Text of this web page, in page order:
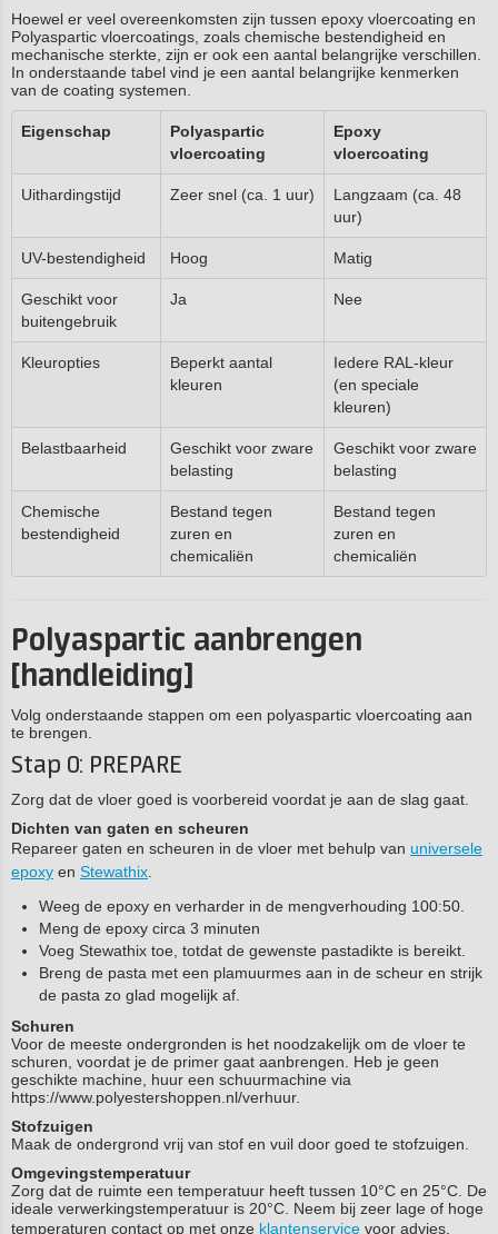
Hoewel er veel overeenkomsten zijn tussen epoxy vloercoating en
Polyaspartic vloercoatings, zoals chemische bestendigheid en
mechanische sterkte, zijn er ook een aantal belangrijke verschillen.
In onderstaande tabel vind je een aantal belangrijke kenmerken
van de coating systemen.
Eigenschap
Polyaspartic
vloercoating
Epoxy
vloercoating
Uithardingstijd Zeer snel (ca. 1 uur)
Langzaam (ca. 48
uur)
UV-bestendigheid Hoog Matig
Geschikt voor
buitengebruik
Ja Nee
Kleuropties
Beperkt aantal
kleuren
Iedere RAL-kleur
(en speciale
kleuren)
Belastbaarheid
Geschikt voor zware
belasting
Geschikt voor zware
belasting
Chemische
bestendigheid
Bestand tegen
zuren en
chemicaliën
Bestand tegen
zuren en
chemicaliën
Polyaspartic aanbrengen
[handleiding]
Volg onderstaande stappen om een polyaspartic vloercoating aan
te brengen.
Stap 0: PREPARE
Zorg dat de vloer goed is voorbereid voordat je aan de slag gaat.
Dichten van gaten en scheuren
Repareer gaten en scheuren in de vloer met behulp van universele
epoxy en Stewathix
Weeg de epoxy en verharder in de mengverhouding 100:50.
Meng de epoxy circa 3 minuten
Voeg Stewathix toe, totdat de gewenste pastadikte is bereikt.
Breng de pasta met een plamuurmes aan in de scheur en strijk
de pasta zo glad mogelijk af.
Schuren
Voor de meeste ondergronden is het noodzakelijk om de vloer te
schuren, voordat je de primer gaat aanbrengen. Heb je geen
geschikte machine, huur een schuurmachine via
https://www.polyestershoppen.nl/verhuur.
Stofzuigen
Maak de ondergrond vrij van stof en vuil door goed te stofzuigen.
Omgevingstemperatuur
Zorg dat de ruimte een temperatuur heeft tussen 10°C en 25°C. De
ideale verwerkingstemperatuur is 20°C. Neem bij zeer lage of hoge
temperaturen contact op met onze klantenservice voor advies.